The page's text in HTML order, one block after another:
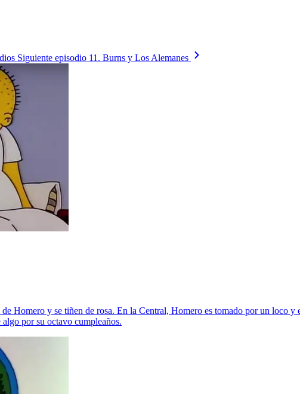
Siguiente episodio 11. Burns y Los Alemanes
Homero y se tiñen de rosa. En la Central, Homero es tomado por un loco
por su octavo cumpleaños.